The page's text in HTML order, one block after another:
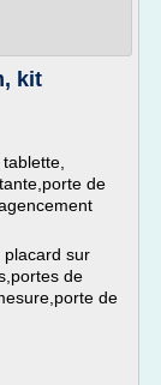
kit
de
placard sur
de
de